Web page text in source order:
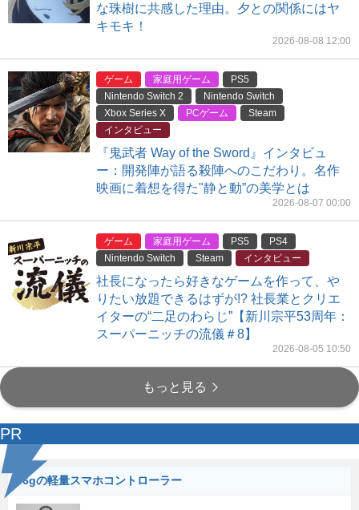
な珠樹に共感した理由。夕との関係にはヤ
キモキ！
2026-08-08 12:00
ゲーム 家庭用ゲーム
PS5
Nintendo Switch 2
Nintendo Switch
Xbox Series X
PCゲーム
Steam
インタビュー
『鬼武者 Way of the Sword』インタビュ
ー：開発陣が語る殺陣へのこだわり。名作
映画に着想を得た"静と動”の美学とは
2026-08-07 00:00
ゲーム 家庭用ゲーム PS5
PS4
Nintendo Switch
Steam インタビュー
社長になったら好きなゲームを作って、や
りたい放題できるはずが!? 社長業とクリエ
イターの“二足のわらじ”【新川宗平53周年：
スーパーニッチの流儀＃8】
2026-08-05 10:50
もっと見る
PR
56gの軽量スマホコントローラー